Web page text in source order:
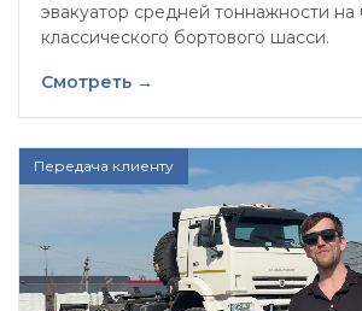
эвакуатор средней тоннажности на
классического бортового шасси.
Смотреть →
Передача клиенту